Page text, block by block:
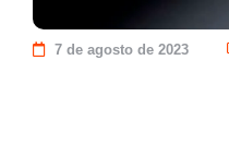
7 de agosto de 2023